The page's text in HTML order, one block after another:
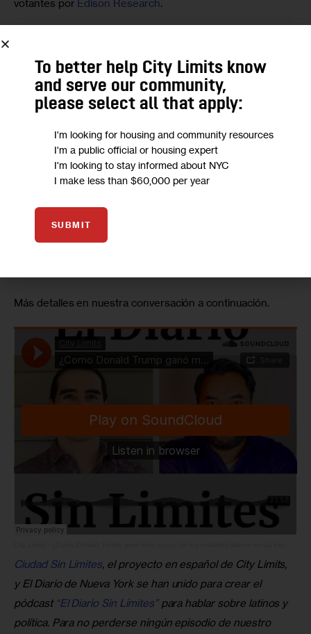
votantes por Edison Research.
36 por ciento de apoyo de hace cuatro años, y entre las
latinas, ganó 8 puntos más que en 2020, cuando obtuvo el
30 por ciento.
Así que para hablar de cómo votaron las comunidades
latinas y cómo Trump obtuvo mayor apoyo de estos,
invitamos a Juan Rosa, director nacional de participación
cívica en la Asociación Nacional de Funcionarios Latinos
Elegidos y Nombrados (National Association of Latino
Elected and Appointed Officials o NALEO Educational
Más detalles en nuestra conversación a continuación.
Ciudad Sin Límites, el proyecto en español de City Limits,
y El Diario de Nueva York se han unido para crear el
pódcast “El Diario Sin Límites” para hablar sobre latinos y
política. Para no perderse ningún episodio de nuestro
To better help City Limits know
and serve our community,
please select all that apply:
I'm looking for housing and community resources
I'm a public official or housing expert
I'm looking to stay informed about NYC
I make less than $60,000 per year
SUBMIT